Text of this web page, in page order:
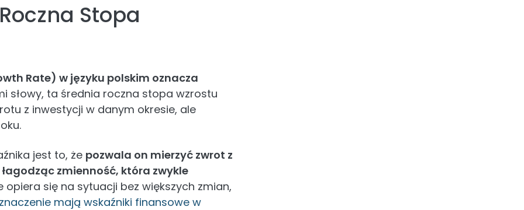
Stopa
Rate) w języku polskim oznacza
słowy, ta średnia roczna stopa wzrostu
z inwestycji w danym okresie, ale
jest to, że pozwala on mierzyć zwrot z
zmienność, która zwykle
opiera się na sytuacji bez większych zmian,
mają wskaźniki finansowe w